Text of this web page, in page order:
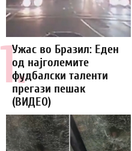
1.
Ужас во Бразил: Еден
од најголемите
фудбалски таленти
прегази пешак
(ВИДЕО)